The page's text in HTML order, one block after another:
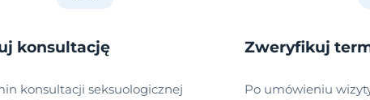
konsultację
konsultacji seksuologicznej
Zweryfikuj
Po umówieniu